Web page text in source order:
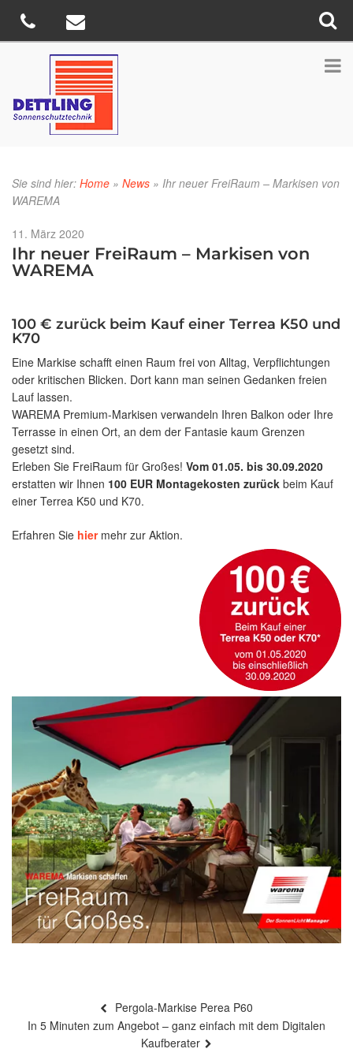
Sie sind hier: Home » News » Ihr neuer FreiRaum – Markisen von
WAREMA
Veröffentlicht
am
11. März 2020
Ihr neuer FreiRaum – Markisen von
WAREMA
100 € zurück beim Kauf einer Terrea K50 und
K70
Eine Markise schafft einen Raum frei von Alltag, Verpflichtungen
oder kritischen Blicken. Dort kann man seinen Gedanken freien
Lauf lassen.
WAREMA Premium-Markisen verwandeln Ihren Balkon oder Ihre
Terrasse in einen Ort, an dem der Fantasie kaum Grenzen
gesetzt sind.
Erleben Sie FreiRaum für Großes! Vom 01.05. bis 30.09.2020
erstatten wir Ihnen 100 EUR Montagekosten zurück beim Kauf
einer Terrea K50 und K70.
Erfahren Sie hiermehr zur Aktion.
Vorheriger
Beitrag
Pergola-Markise Perea P60
Nächster
In 5 Minuten zum Angebot – ganz einfach mit dem Digitalen
Kaufberater